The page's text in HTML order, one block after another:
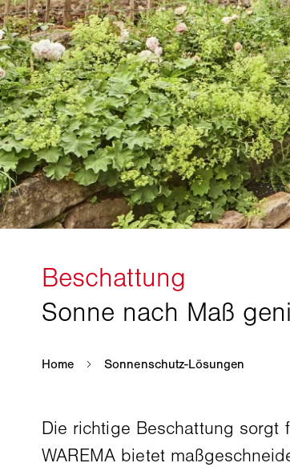
Die richtige Beschattung sorgt
WAREMA bietet